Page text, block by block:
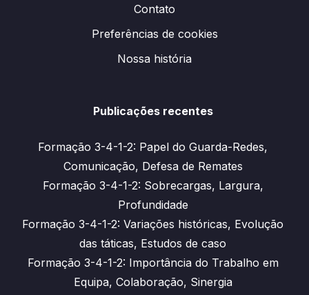
Contato
Preferências de cookies
Nossa história
Publicações recentes
Formação 3-4-1-2: Papel do Guarda-Redes,
Comunicação, Defesa de Remates
Formação 3-4-1-2: Sobrecargas, Largura,
Profundidade
Formação 3-4-1-2: Variações históricas, Evolução
das táticas, Estudos de caso
Formação 3-4-1-2: Importância do Trabalho em
Equipa, Colaboração, Sinergia